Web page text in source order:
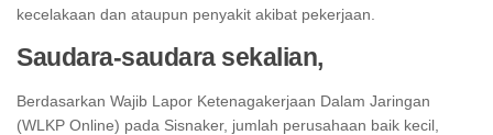
kecelakaan dan ataupun penyakit akibat pekerjaan.
Saudara-saudara sekalian,
Berdasarkan Wajib Lapor Ketenagakerjaan Dalam Jaringan
(WLKP Online) pada Sisnaker, jumlah perusahaan baik kecil,